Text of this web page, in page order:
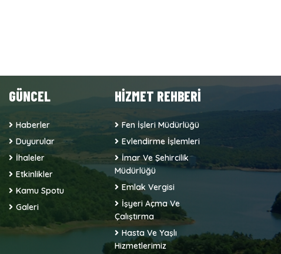
GÜNCEL
Haberler
Duyurular
İhaleler
Etkinlikler
Kamu Spotu
Galeri
HİZMET REHBERİ
Fen İşleri Müdürlüğü
Evlendirme İşlemleri
İmar Ve Şehircilik
Müdürlüğü
Emlak Vergisi
İşyeri Açma Ve
Çalıştırma
Hasta Ve Yaşlı
Hizmetlerimiz